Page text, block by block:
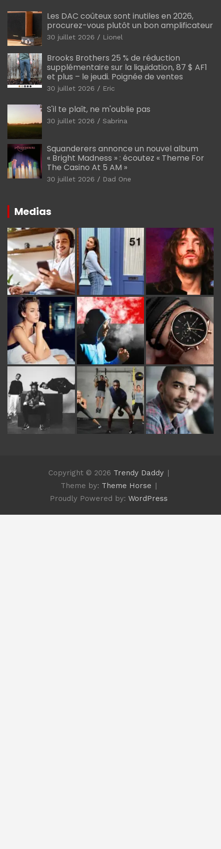
Les DAC coûteux sont inutiles en 2026,
procurez-vous plutôt un bon amplificateur
30 juillet 2026 Lionel
Brooks Brothers 25 % de réduction
supplémentaire sur la liquidation, 87 $ AF1
et plus – le jeudi. Poignée de ventes
30 juillet 2026 Eric
S'il te plaît, ne m'oublie pas
30 juillet 2026 Sabrina
Squanderers annonce un nouvel album
« Bright Madness » : écoutez « Theme For
The Casino At 5 AM »
30 juillet 2026 Dad One
Medias
Copyright © 2026 Trendy Daddy
Theme by: Theme Horse
Proudly Powered by: WordPress